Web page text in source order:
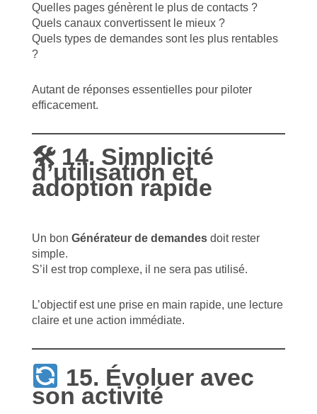
Quelles pages génèrent le plus de contacts ?
Quels canaux convertissent le mieux ?
Quels types de demandes sont les plus rentables
?
Autant de réponses essentielles pour piloter
efficacement.
🛠 14. Simplicité
d’utilisation et
adoption rapide
Un bon Générateur de demandes doit rester
simple.
S’il est trop complexe, il ne sera pas utilisé.
L’objectif est une prise en main rapide, une lecture
claire et une action immédiate.
15. Évoluer avec
son activité